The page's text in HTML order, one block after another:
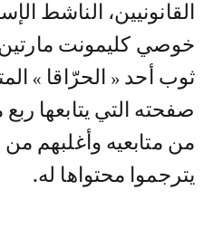
القانونيين، الناشط
خوصي كليمونت
ثوب أحد « الحرّاقا »
صفحته التي يتابعها
من متابعيه وأغلبهم
يترجموا محتواها له.